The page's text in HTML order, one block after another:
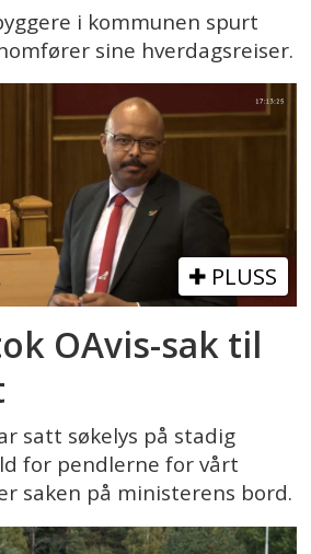
i kommunen spurt
sine hverdagsreiser.
PLUSS
OAvis-sak til
satt søkelys på stadig
for pendlerne for vårt
saken på ministerens bord.